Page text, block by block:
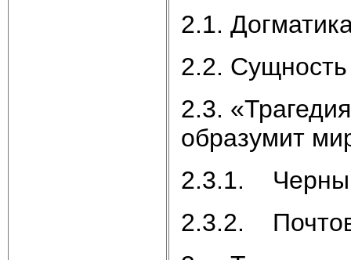
2.1.
2.2. Сущность
2.3.
образумит
2.3.1.
2.3.2.